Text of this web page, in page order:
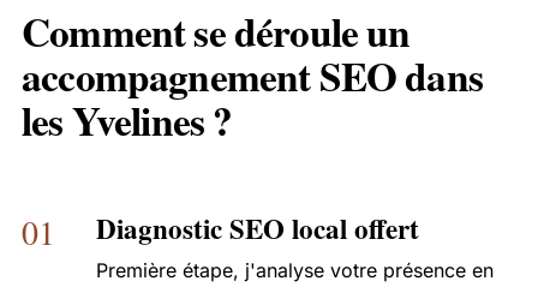
Comment se déroule un
accompagnement SEO dans
les Yvelines ?
01 Diagnostic SEO local offert
Première étape, j'analyse votre présence en